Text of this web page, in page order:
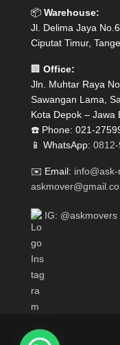
📦 Warehouse:
Jl. Delima Jaya
Ciputat Timur,
🏢 Office:
Jln. Muhtar Raya
Sawangan Lama,
Kota Depok – Jawa
☎️ Phone: 021-
📱 WhatsApp:
✉️ Email:
IG: @askmovers